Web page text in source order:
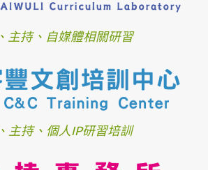
主持、自媒體相關研習
主持、個人IP研習培訓